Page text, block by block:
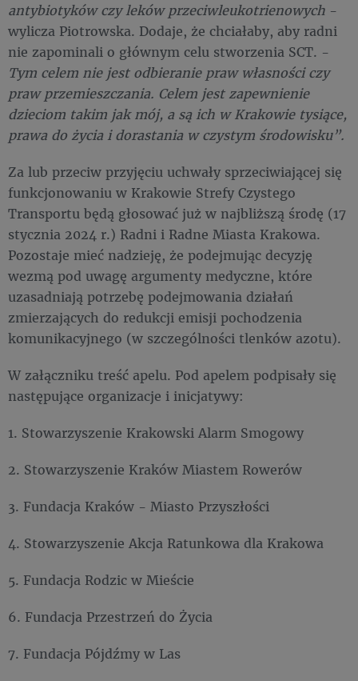
antybiotyków czy leków przeciwleukotrienowych -
wylicza Piotrowska. Dodaje, że chciałaby, aby radni
nie zapominali o głównym celu stworzenia SCT. -
Tym celem nie jest odbieranie praw własności czy
praw przemieszczania. Celem jest zapewnienie
dzieciom takim jak mój, a są ich w Krakowie tysiące,
prawa do życia i dorastania w czystym środowisku”.
Za lub przeciw przyjęciu uchwały sprzeciwiającej się
funkcjonowaniu w Krakowie Strefy Czystego
Transportu będą głosować już w najbliższą środę (17
stycznia 2024 r.) Radni i Radne Miasta Krakowa.
Pozostaje mieć nadzieję, że podejmując decyzję
wezmą pod uwagę argumenty medyczne, które
uzasadniają potrzebę podejmowania działań
zmierzających do redukcji emisji pochodzenia
komunikacyjnego (w szczególności tlenków azotu).
W załączniku treść apelu. Pod apelem podpisały się
następujące organizacje i inicjatywy:
1. Stowarzyszenie Krakowski Alarm Smogowy
2. Stowarzyszenie Kraków Miastem Rowerów
3. Fundacja Kraków - Miasto Przyszłości
4. Stowarzyszenie Akcja Ratunkowa dla Krakowa
5. Fundacja Rodzic w Mieście
6. Fundacja Przestrzeń do Życia
7. Fundacja Pójdźmy w Las